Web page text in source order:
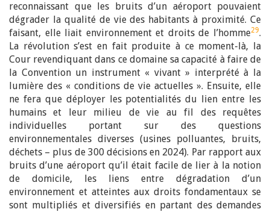
reconnaissant que les bruits d’un aéroport pouvaient
dégrader la qualité de vie des habitants à proximité. Ce
faisant, elle liait environnement et droits de l’homme29.
La révolution s’est en fait produite à ce moment-là, la
Cour revendiquant dans ce domaine sa capacité à faire de
la Convention un instrument « vivant » interprété à la
lumière des « conditions de vie actuelles ». Ensuite, elle
ne fera que déployer les potentialités du lien entre les
humains et leur milieu de vie au fil des requêtes
individuelles portant sur des questions
environnementales diverses (usines polluantes, bruits,
déchets – plus de 300 décisions en 2024). Par rapport aux
bruits d’une aéroport qu’il était facile de lier à la notion
de domicile, les liens entre dégradation d’un
environnement et atteintes aux droits fondamentaux se
sont multipliés et diversifiés en partant des demandes